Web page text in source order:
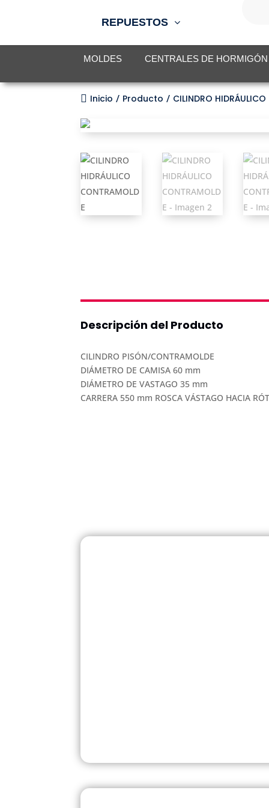
REPUESTOS
MOLDES CENTRALES DE HORMIGÓN
 Inicio Producto CILINDRO
Descripción del Producto
CILINDRO PISÓN/CONTRAMOLDE
DIÁMETRO DE CAMISA 60 mm
DIÁMETRO DE VASTAGO 35 mm
CARRERA 550 mm ROSCA VÁSTAGO HACIA